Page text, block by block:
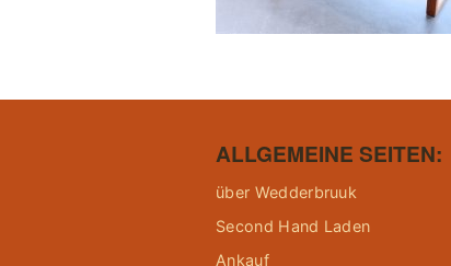
ALLGEMEINE SEITEN:
über Wedderbruuk
Second Hand Laden
Ankauf